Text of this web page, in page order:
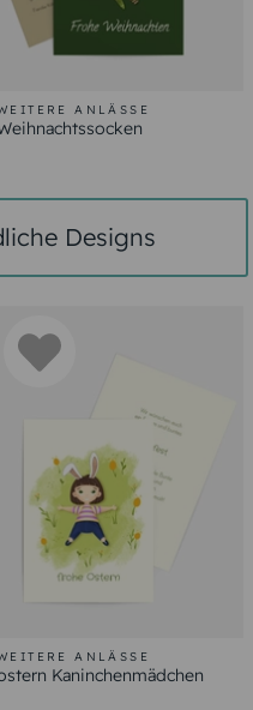
ANLÄSSE
Designs
ANLÄSSE
Kaninchenmädchen